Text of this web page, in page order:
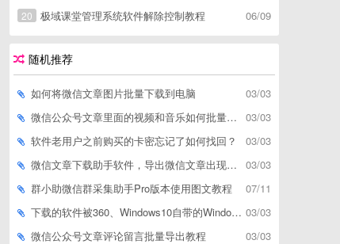
06/09
20 极域课堂管理系统软件解除控制教程
随机推荐
03/03
如何将微信文章图片批量下载到电脑
03/03
微信公众号文章里面的视频和音乐如何批量下载到电脑上
03/03
软件老用户之前购买的卡密忘记了如何找回？
03/03
微信文章下载助手软件，导出微信文章出现「导出失败*篇」如何解决
07/11
群小助微信群采集助手Pro版本使用图文教程
03/03
下载的软件被360、Windows10自带的Windows Defender、腾讯管家等杀毒软件误删了怎么解决
03/03
微信公众号文章评论留言批量导出教程